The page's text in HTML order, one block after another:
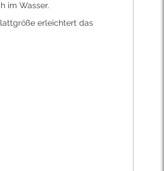
im Wasser.
erleichtert das